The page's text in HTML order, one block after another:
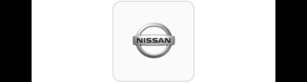
Warenkorb